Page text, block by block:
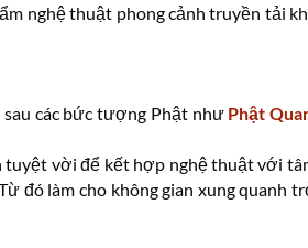
nghệ thuật phong cảnh truyền tải
các bức tượng Phật như Phật
vời để kết hợp nghệ thuật với
đó làm cho không gian xung quanh